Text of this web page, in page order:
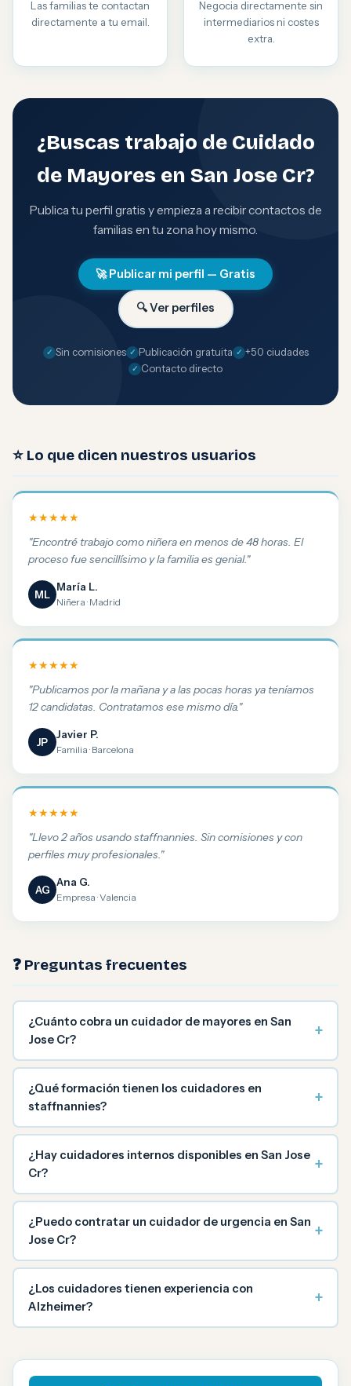
Las familias te contactan
directamente a tu email.
Negocia directamente sin
intermediarios ni costes
extra.
¿Buscas trabajo de Cuidado
de Mayores en San Jose Cr?
Publica tu perfil gratis y empieza a recibir contactos de
familias en tu zona hoy mismo.
🚀 Publicar mi perfil — Gratis
🔍 Ver perfiles
Sin comisiones Publicación gratuita
+50 ciudades
Contacto directo
⭐ Lo que dicen nuestros usuarios
★★★★★
"Encontré trabajo como niñera en menos de 48 horas. El
proceso fue sencillísimo y la familia es genial."
ML
María L.
Niñera · Madrid
★★★★★
"Publicamos por la mañana y a las pocas horas ya teníamos
12 candidatas. Contratamos ese mismo día."
JP
Javier P.
Familia · Barcelona
★★★★★
"Llevo 2 años usando staffnannies. Sin comisiones y con
perfiles muy profesionales."
AG
Ana G.
Empresa · Valencia
❓ Preguntas frecuentes
¿Cuánto cobra un cuidador de mayores en San
Jose Cr?
+
¿Qué formación tienen los cuidadores en
staffnannies?
+
¿Hay cuidadores internos disponibles en San Jose
Cr?
+
¿Puedo contratar un cuidador de urgencia en San
Jose Cr?
+
¿Los cuidadores tienen experiencia con
Alzheimer?
+